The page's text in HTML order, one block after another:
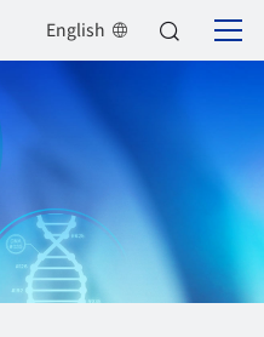
English